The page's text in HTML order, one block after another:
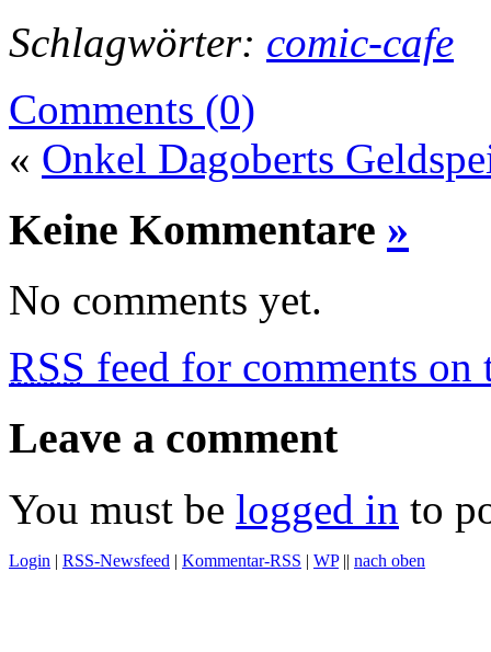
Schlagwörter: comic-cafe
Comments (0)
« Onkel Dagoberts
Keine Kommentare »
No comments yet.
RSS feed for comments on
Leave a comment
You must be logged in to
Login | RSS-Newsfeed | Kommentar-RSS | WP|| nach oben